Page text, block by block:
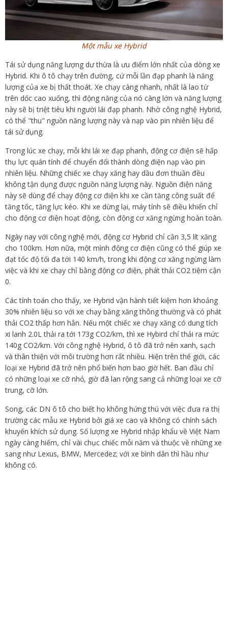
Một mẫu xe Hybrid
Tái sử dụng năng lượng dư thừa là ưu điểm lớn nhất của dòng xe
Hybrid. Khi ô tô chạy trên đường, cứ mỗi lần đạp phanh là năng
lượng của xe bị thất thoát. Xe chạy càng nhanh, nhất là lao từ
trên dốc cao xuống, thì động năng của nó càng lớn và năng lượng
này sẽ bị triệt tiêu khi người lái đạp phanh. Nhờ công nghệ Hybrid,
có thể "thu" nguồn năng lượng này và nạp vào pin nhiên liệu để
tái sử dụng.
Trong lúc xe chạy, mỗi khi lái xe đạp phanh, động cơ điện sẽ hấp
thụ lực quán tính để chuyển đổi thành dòng điện nạp vào pin
nhiên liệu. Những chiếc xe chạy xăng hay dầu đơn thuần đều
không tận dụng được nguồn năng lượng này. Nguồn điện năng
này sẽ dùng để chạy động cơ điện khi xe cần tăng công suất để
tăng tốc, tăng lực kéo. Khi xe dừng lại, máy tính sẽ điều khiển chỉ
cho động cơ điện hoạt động, còn động cơ xăng ngừng hoàn toàn.
Ngày nay với công nghệ mới, động cơ Hybrid chỉ cần 3,5 lít xăng
cho 100km. Hơn nữa, một mình động cơ điện cũng có thể giúp xe
đạt tốc độ tối đa tới 140 km/h, trong khi động cơ xăng ngừng làm
việc và khi xe chạy chỉ bằng động cơ điện, phát thải CO2 tiệm cận
0.
Các tính toán cho thấy, xe Hybrid vận hành tiết kiệm hơn khoảng
30% nhiên liệu so với xe chạy bằng xăng thông thường và có phát
thải CO2 thấp hơn hẳn. Nếu một chiếc xe chạy xăng có dung tích
xi lanh 2.0L thải ra tới 173g CO2/km, thì xe Hybird chỉ thải ra mức
140g CO2/km. Với công nghệ Hybrid, ô tô đã trở nên xanh, sạch
và thân thiện với môi trường hơn rất nhiều. Hiện trên thế giới, các
loại xe Hybrid đã trở nên phổ biến hơn bao giờ hết. Ban đầu chỉ
có những loại xe cỡ nhỏ, giờ đã lan rộng sang cả những loại xe cỡ
trung, cỡ lớn.
Song, các DN ô tô cho biết họ không hứng thú với việc đưa ra thị
trường các mẫu xe Hybrid bởi giá xe cao và không có chính sách
khuyến khích sử dụng. Số lượng xe Hybrid nhập khẩu về Việt Nam
ngày càng hiếm, chỉ vài chục chiếc mỗi năm và thuộc về những xe
sang như Lexus, BMW, Mercedez; với xe bình dân thì hầu như
không có.